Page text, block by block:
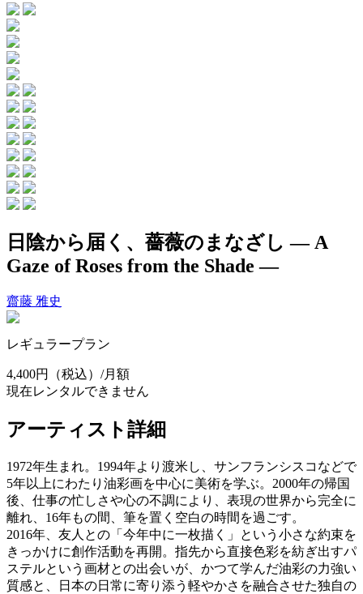
日陰から届く、薔薇のまなざし ― A
Gaze of Roses from the Shade ―
齋藤 雅史
レギュラープラン
4,400円
（税込）/月額
現在レンタルできません
アーティスト詳細
1972年生まれ。1994年より渡米し、サンフランシスコなどで
5年以上にわたり油彩画を中心に美術を学ぶ。2000年の帰国
後、仕事の忙しさや心の不調により、表現の世界から完全に
離れ、16年もの間、筆を置く空白の時間を過ごす。
2016年、友人との「今年中に一枚描く」という小さな約束を
きっかけに創作活動を再開。指先から直接色彩を紡ぎ出すパ
ステルという画材との出会いが、かつて学んだ油彩の力強い
質感と、日本の日常に寄り添う軽やかさを融合させた独自の